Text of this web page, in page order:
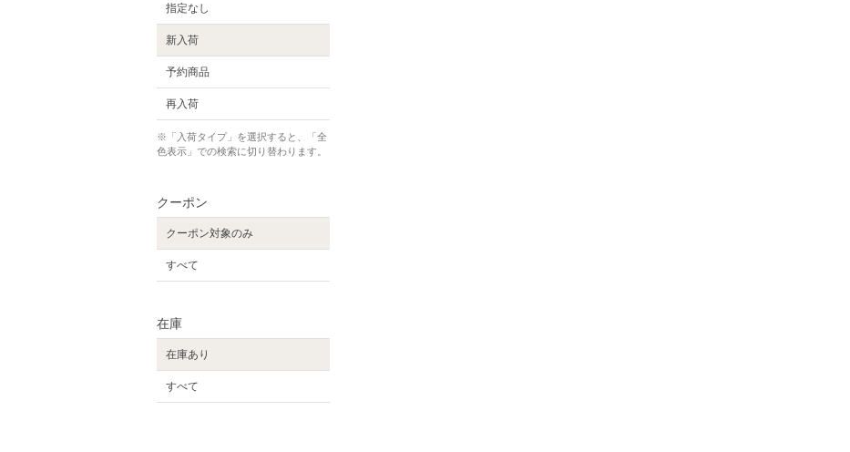
指定なし
新入荷
予約商品
再入荷
※「入荷タイプ」を選択すると、「全
色表示」での検索に切り替わります。
クーポン
クーポン対象のみ
すべて
在庫
在庫あり
すべて